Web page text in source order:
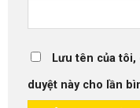
Lưu tên của
duyệt này cho lần